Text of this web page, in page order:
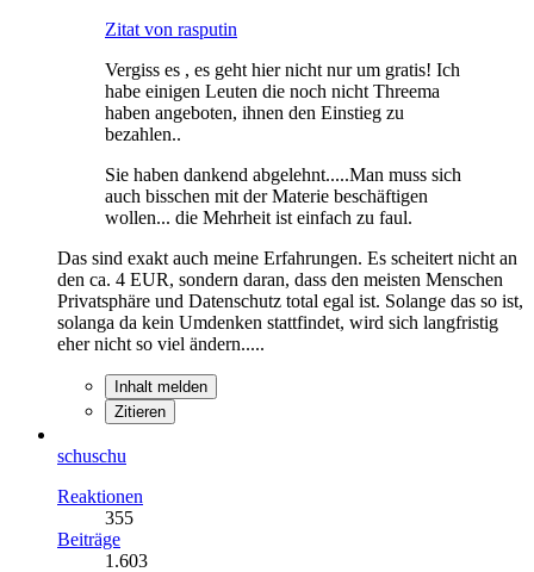
Zitat von rasputin
Vergiss es , es geht hier nicht nur um gratis! Ich
habe einigen Leuten die noch nicht Threema
haben angeboten, ihnen den Einstieg zu
bezahlen..
Sie haben dankend abgelehnt.....Man muss sich
auch bisschen mit der Materie beschäftigen
wollen... die Mehrheit ist einfach zu faul.
Das sind exakt auch meine Erfahrungen. Es scheitert nicht an
den ca. 4 EUR, sondern daran, dass den meisten Menschen
Privatsphäre und Datenschutz total egal ist. Solange das so ist,
solanga da kein Umdenken stattfindet, wird sich langfristig
eher nicht so viel ändern.....
Inhalt melden
Zitieren
schuschu
Reaktionen
355
Beiträge
1.603